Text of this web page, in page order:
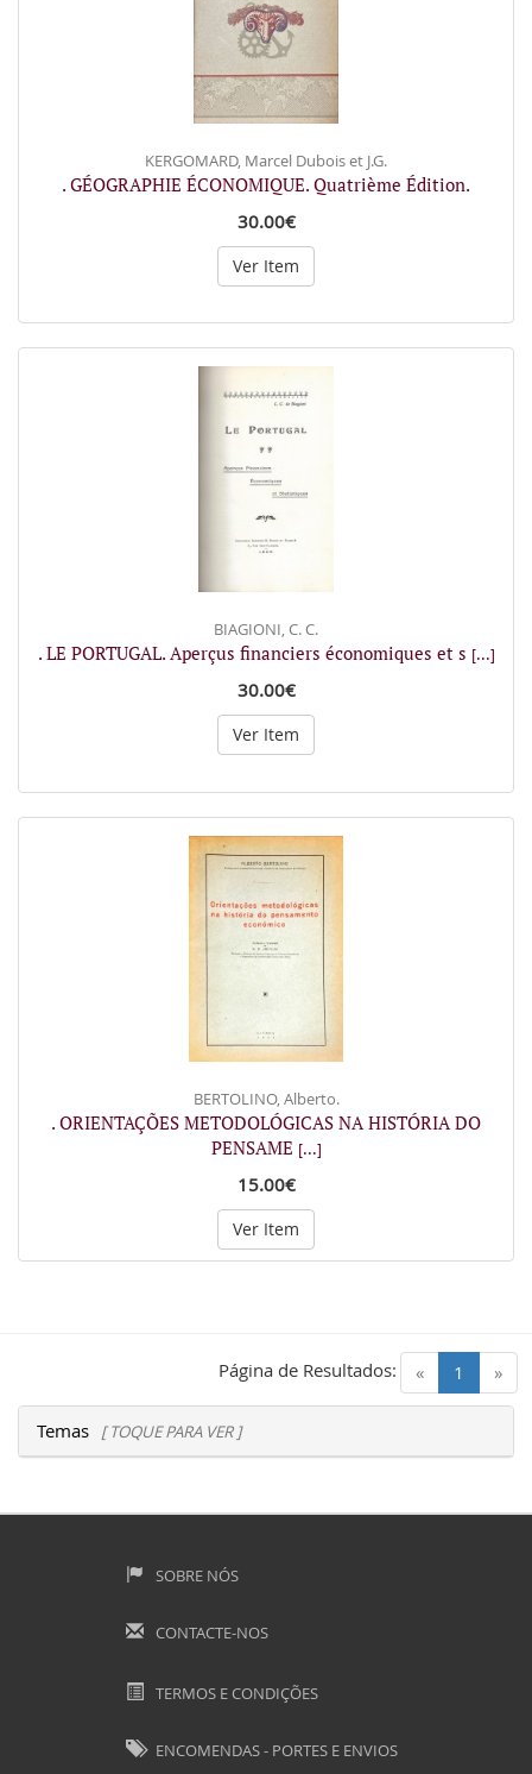
KERGOMARD, Marcel Dubois et J.G.
. GÉOGRAPHIE ÉCONOMIQUE. Quatrième Édition.
30.00€
Ver Item
BIAGIONI, C. C.
. LE PORTUGAL. Aperçus financiers économiques et s [...]
30.00€
Ver Item
BERTOLINO, Alberto.
. ORIENTAÇÕES METODOLÓGICAS NA HISTÓRIA DO
PENSAME [...]
15.00€
Ver Item
« 1 (current)
»
Página de Resultados:
Temas [ TOQUE PARA VER ]
SOBRE NÓS
CONTACTE-NOS
TERMOS E CONDIÇÕES
ENCOMENDAS - PORTES E ENVIOS